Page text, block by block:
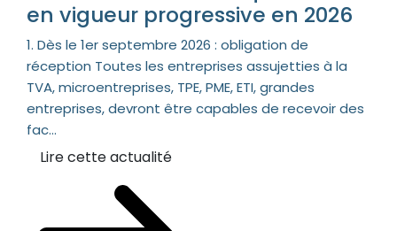
en vigueur progressive en 2026
1. Dès le 1er septembre 2026 : obligation de
réception Toutes les entreprises assujetties à la
TVA, microentreprises, TPE, PME, ETI, grandes
entreprises, devront être capables de recevoir des
fac...
Lire cette actualité